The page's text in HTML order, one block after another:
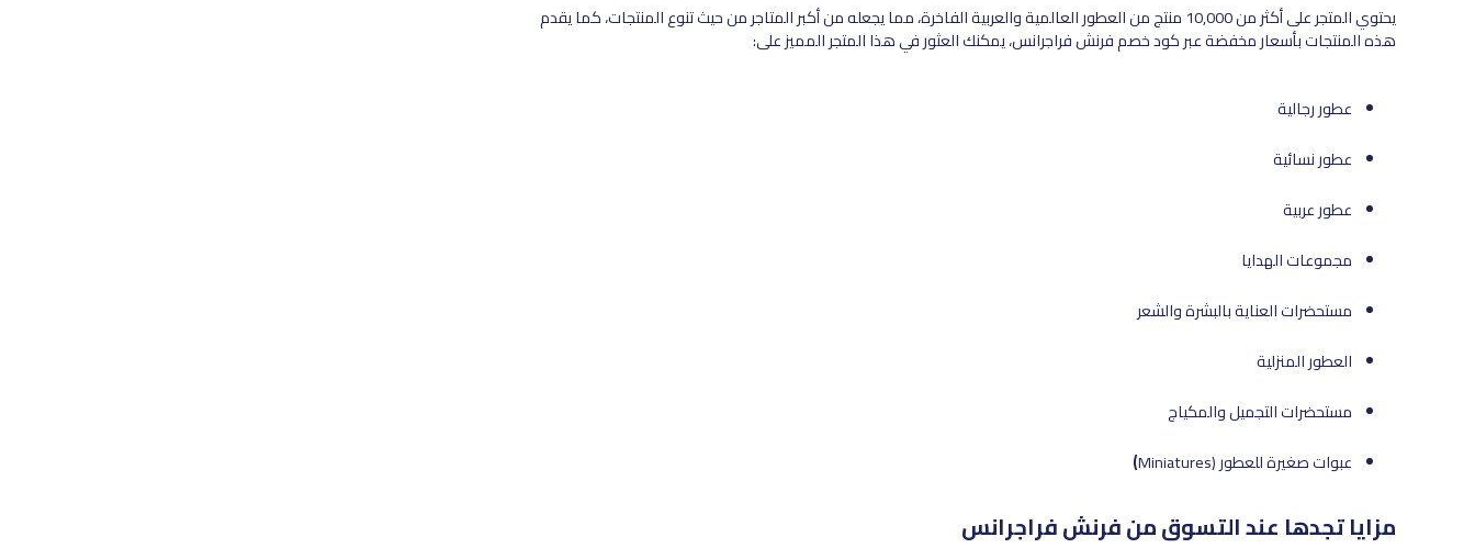
يحتوي المتجر على أكثر من 10,000 منتج من العطور العالمية والعربية الفاخرة، مما يجعله من أكبر المتاجر من حيث تنوع المنتجات، كما يقدم
هذه المنتجات بأسعار مخفضة عبر كود خصم فرنش فراجرانس، يمكنك العثور في هذا المتجر المميز على:
عطور رجالية
عطور نسائية
عطور عربية
مجموعات الهدايا
مستحضرات العناية بالبشرة والشعر
العطور المنزلية
مستحضرات التجميل والمكياج
عبوات صغيرة للعطور (Miniatures
)
مزايا تجدها عند التسوق من فرنش فراجرانس